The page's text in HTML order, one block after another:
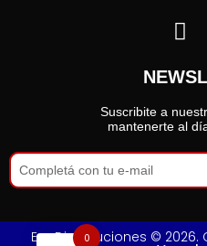
Suscribite a
mantenerte al
Ero Distribuciones ©
0